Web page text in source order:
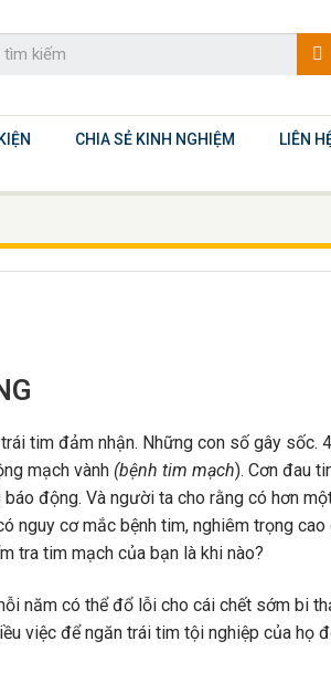
CHIA SẺ KINH NGHIỆM LIÊN
tim đảm nhận. Những con số gây sốc.
mạch vành (bệnh tim mạch). Cơn đau
động. Và người ta cho rằng có hơn
nguy cơ mắc bệnh tim, nghiêm trọng
tra tim mạch của bạn là khi nào?
năm có thể đổ lỗi cho cái chết sớm bi
việc để ngăn trái tim tội nghiệp của họ